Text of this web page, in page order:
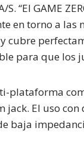
S. “El GAME
en torno a las
cubre
para que los
plataforma
jack. El uso
baja